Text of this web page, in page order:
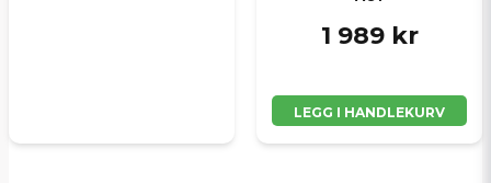
1 989 kr
LEGG I HANDLEKURV